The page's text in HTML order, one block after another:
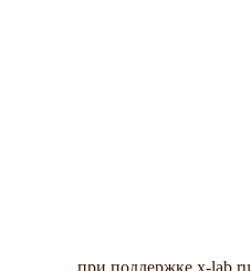
при поддержке x-lab.ru